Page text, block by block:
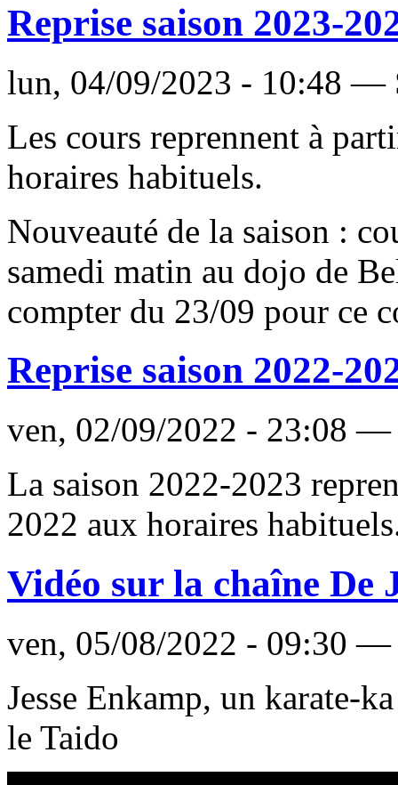
Reprise saison 2023-
lun, 04/09/2023 - 10:48 —
Les cours reprennent à
horaires habituels.
Nouveauté de la saison :
samedi matin au dojo de
compter du 23/09 pour ce
Reprise saison 2022-
ven, 02/09/2022 - 23:08 —
La saison 2022-2023
2022 aux horaires
Vidéo sur la chaîne De
ven, 05/08/2022 - 09:30 —
Jesse Enkamp, un karate-
le Taido